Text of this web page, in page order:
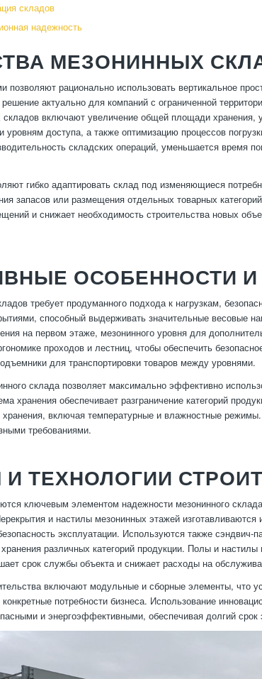
складов
надежность
МЕЗОНИННЫХ
рационально использовать вертикальное
актуально для компаний с ограниченной
включают увеличение общей площади хранения,
уровням доступа, а также оптимизацию процессов
складских операций, уменьшается время
гибко адаптировать склад под изменяющиеся
запасов или размещения отдельных товарных
и снижает необходимость строительства новых
ОСОБЕННОСТИ
требует продуманного подхода к нагрузкам,
способный выдерживать значительные весовые
на первом этаже, мезонинного уровня для
проходов и лестниц, чтобы обеспечить
для транспортировки товаров между уровнями.
склада позволяет максимально эффективно
хранения обеспечивает разграничение категорий
включая температурные и влажностные
требованиями.
ТЕХНОЛОГИИ
ключевым элементом надежности мезонинного
и настилы мезонинных этажей
эксплуатации. Используются также
различных категорий продукции. Полы и
срок службы объекта и снижает расходы на
включают модульные и сборные элементы, что
потребности бизнеса. Использование
и энергоэффективными, обеспечивая долгий